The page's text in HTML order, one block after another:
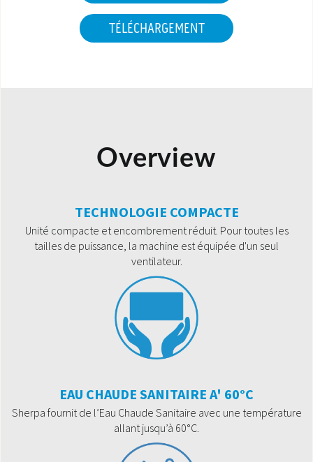
TÉLÉCHARGEMENT
Overview
TECHNOLOGIE COMPACTE
Unité compacte et encombrement réduit. Pour toutes les
tailles de puissance, la machine est équipée d'un seul
ventilateur.
EAU CHAUDE SANITAIRE A' 60°C
Sherpa fournit de l’Eau Chaude Sanitaire avec une température
allant jusqu’à 60°C.